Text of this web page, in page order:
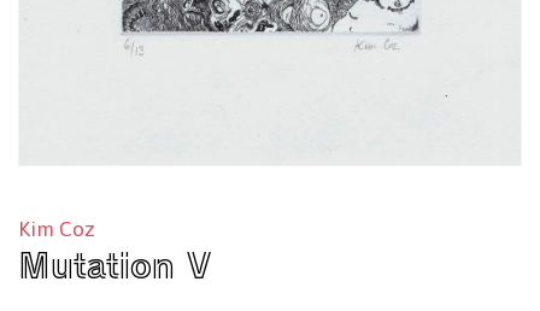
Kim Coz
Mutation V